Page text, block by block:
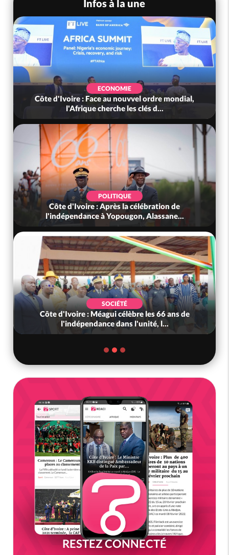
Infos à la une
ECONOMIE
Côte d'Ivoire : Face au nouvvel ordre mondial,
l'Afrique cherche les clés d...
POLITIQUE
Côte d'Ivoire : Après la célébration de
l'indépendance à Yopougon, Alassane...
SOCIÉTÉ
Côte d'Ivoire : Méagui célèbre les 66 ans de
l'indépendance dans l'unité, l...
RESTEZ CONNECTÉ